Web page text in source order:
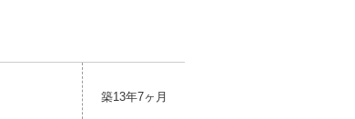
築13年7ヶ月